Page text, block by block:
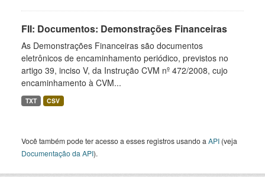
FII: Documentos: Demonstrações Financeiras
As Demonstrações Financeiras são documentos
eletrônicos de encaminhamento periódico, previstos no
artigo 39, inciso V, da Instrução CVM nº 472/2008, cujo
encaminhamento à CVM...
TXT CSV
Você também pode ter acesso a esses registros usando a API (veja
Documentação da API).